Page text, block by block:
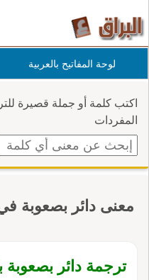
لوحة المفاتيح بالعربية
اكتب كلمة أو جملة قصيرة
المفردات
معنى دائر بصعوبة
ترجمة دائر بصعوبة